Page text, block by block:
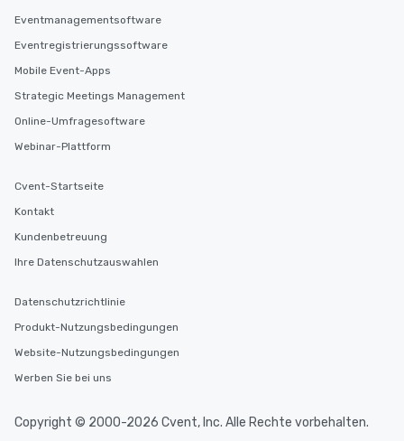
Eventmanagementsoftware
Eventregistrierungssoftware
Mobile Event-Apps
Strategic Meetings Management
Online-Umfragesoftware
Webinar-Plattform
Cvent-Startseite
Kontakt
Kundenbetreuung
Ihre Datenschutzauswahlen
Datenschutzrichtlinie
Produkt-Nutzungsbedingungen
Website-Nutzungsbedingungen
Werben Sie bei uns
Copyright © 2000-2026 Cvent, Inc. Alle Rechte vorbehalten.